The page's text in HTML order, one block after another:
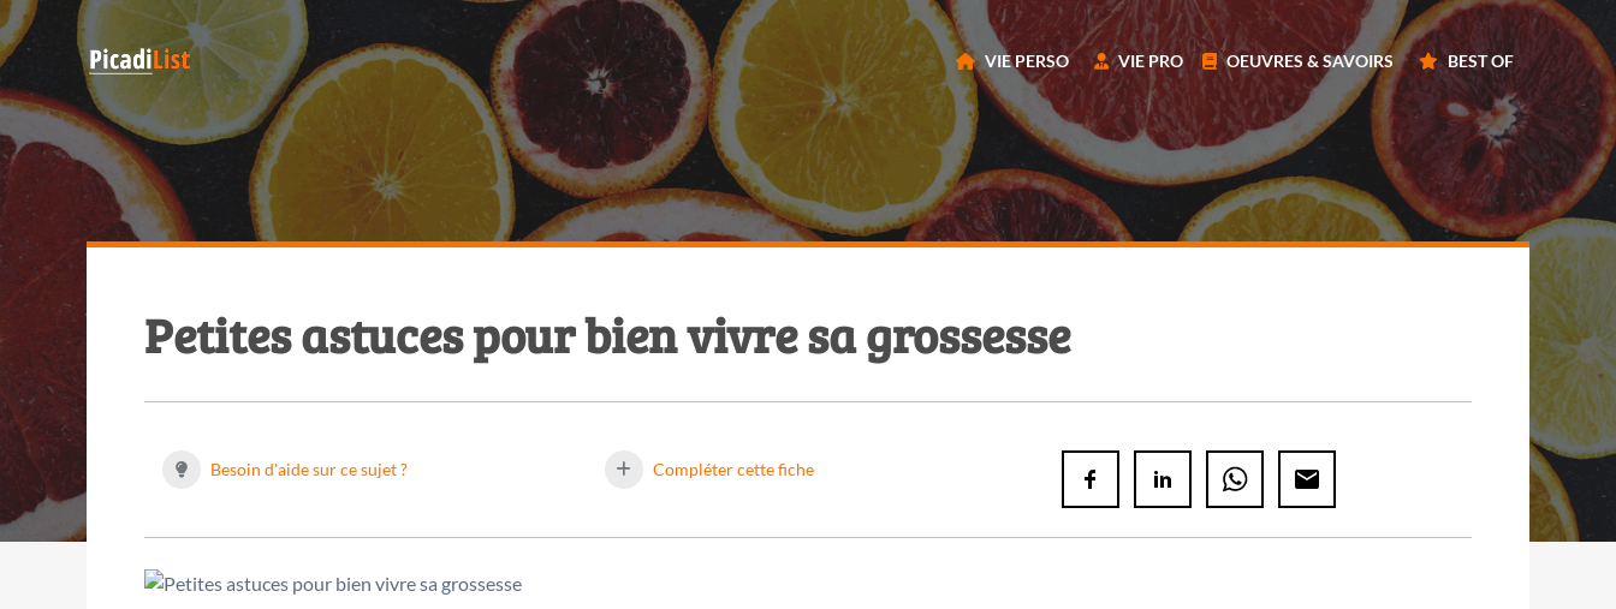
VIE PERSO VIE PRO OEUVRES & SAVOIRS BEST OF
Petites astuces pour bien vivre sa grossesse
Besoin d'aide sur ce sujet ? Compléter cette fiche